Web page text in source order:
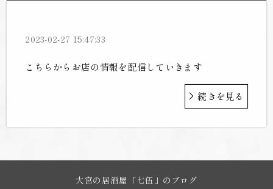
2023-02-27 15:47:33
こちらからお店の情報を配信していきます
続きを見る
大宮の居酒屋「七伍」のブログ